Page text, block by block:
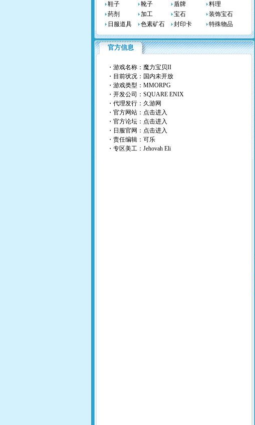
鞋子
靴子 盾牌
料理
药剂
加工 宝石
装饰宝石
日服道具
色素矿石 封印卡 特殊物品
官方信息
・游戏名称：魔力宝贝II
・目前状况：国内未开放
・游戏类型：MMORPG
・开发公司：SQUARE ENIX
・代理发行： 久游网
・官方网站： 点击进入
・官方论坛： 点击进入
・日服官网： 点击进入
・责任编辑：可乐
・专区美工：Jehovah Eli